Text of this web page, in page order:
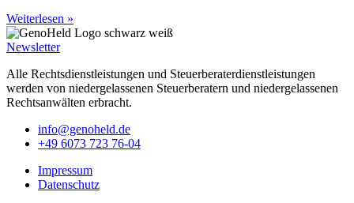
Weiterlesen »
Newsletter
Alle Rechtsdienstleistungen und Steuerberaterdienstleistungen
werden von niedergelassenen Steuerberatern und niedergelassenen
Rechtsanwälten erbracht.
info@genoheld.de
+49 6073 723 76-04
Impressum
Datenschutz